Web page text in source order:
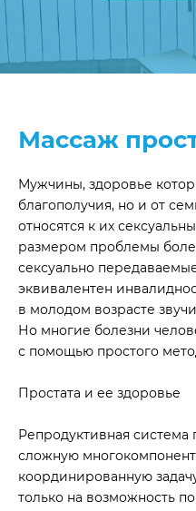
Массаж
Мужчины, здоровье
благополучия, но и от
относятся к их
размером проблемы
сексуально
эквивалентен
в молодом возрасте
Но многие болезни
с помощью простого
Простата и ее здоровье
Репродуктивная система
сложную
координированную
только на возможность